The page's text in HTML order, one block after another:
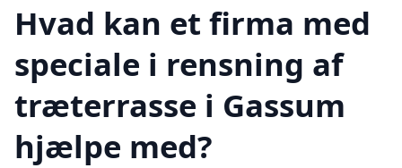
Hvad kan et firma med
speciale i rensning af
træterrasse i Gassum
hjælpe med?